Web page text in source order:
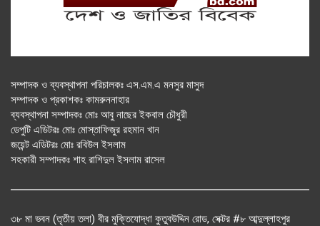
সম্পাদক ও ব্যবস্থাপনা পরিচালকঃ এস.এম.এ মনসুর মাসুদ
সম্পাদক ও প্রকাশকঃ কামরুননাহার
ব্যবস্থাপনা সম্পাদকঃ মোঃ আবু নাছের ইকবাল চৌধুরী
ডেপুটি এডিটরঃ মোঃ মোস্তাফিজুর রহমান খান
জয়েন্ট এডিটরঃ মোঃ রবিউল ইসলাম
সহকারী সম্পাদকঃ শাহ রাশিদুল ইসলাম রাসেল
৩৮ মা ভবন (তৃতীয় তলা) বীর মুক্তিযোদ্ধা কুতুবউদ্দিন রোড, সেক্টর #৮ আব্দুল্লাহপুর